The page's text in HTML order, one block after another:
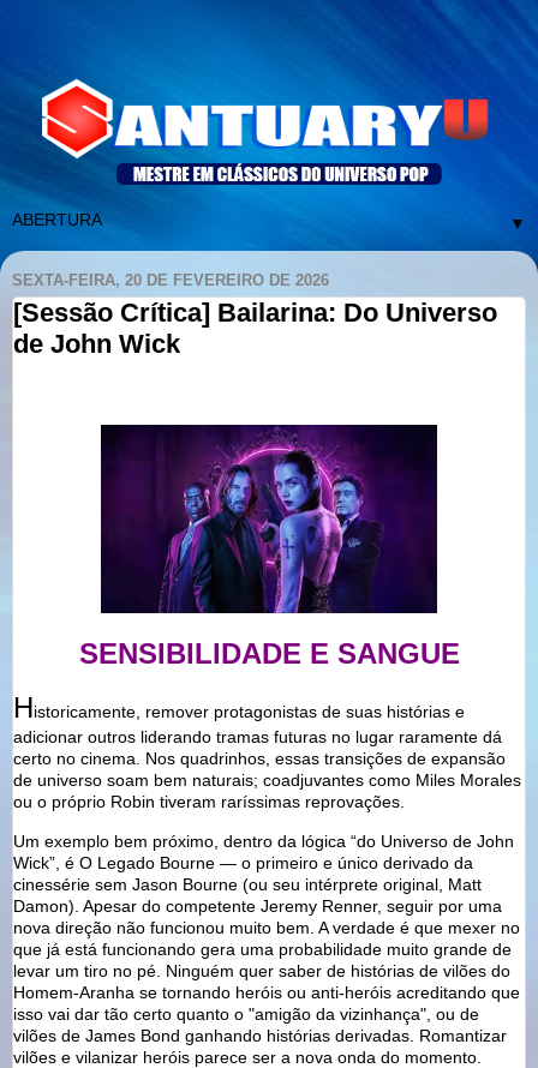
▼
SEXTA-FEIRA, 20 DE FEVEREIRO DE 2026
[Sessão Crítica] Bailarina: Do Universo
de John Wick
SENSIBILIDADE E SANGUE
Historicamente, remover protagonistas de suas histórias e
adicionar outros liderando tramas futuras no lugar raramente dá
certo no cinema. Nos quadrinhos, essas transições de expansão
de universo soam bem naturais; coadjuvantes como Miles Morales
ou o próprio Robin tiveram raríssimas reprovações.
Um exemplo bem próximo, dentro da lógica “do Universo de John
Wick”, é O Legado Bourne — o primeiro e único derivado da
cinessérie sem Jason Bourne (ou seu intérprete original, Matt
Damon). Apesar do competente Jeremy Renner, seguir por uma
nova direção não funcionou muito bem. A verdade é que mexer no
que já está funcionando gera uma probabilidade muito grande de
levar um tiro no pé. Ninguém quer saber de histórias de vilões do
Homem-Aranha se tornando heróis ou anti-heróis acreditando que
isso vai dar tão certo quanto o "amigão da vizinhança", ou de
vilões de James Bond ganhando histórias derivadas. Romantizar
vilões e vilanizar heróis parece ser a nova onda do momento.